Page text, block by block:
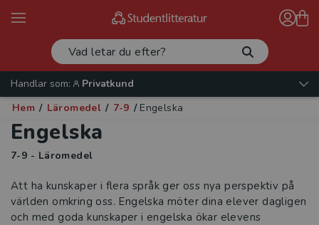
Handlar som:
Privatkund
Hem / Läromedel / 7-9 / Engelska
Engelska
7-9 - Läromedel
Att ha kunskaper i flera språk ger oss nya perspektiv på
världen omkring oss. Engelska möter dina elever dagligen
och med goda kunskaper i engelska ökar elevens